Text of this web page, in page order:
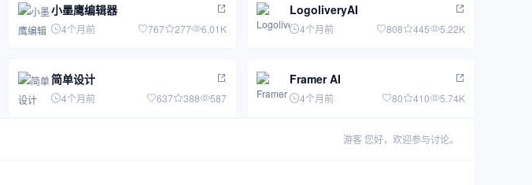
小墨鹰编辑器
4个月前 767 277 6.01K
LogoliveryAI
4个月前 808 445 5.22K
简单设计
4个月前 637 388 587
Framer AI
4个月前 80 410 5.74K
游客 您好，欢迎参与讨论。